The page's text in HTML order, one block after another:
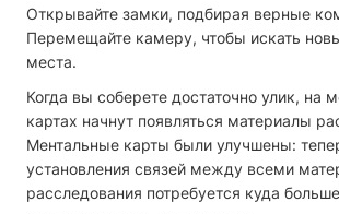
Открывайте замки, подбирая верные
Перемещайте камеру, чтобы искать
места.
Когда вы соберете достаточно улик, на
картах начнут появляться материалы
Ментальные карты были улучшены:
установления связей между всеми
расследования потребуется куда больше